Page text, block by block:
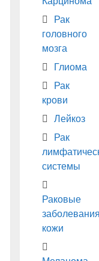
Рак
головного
мозга
Глиома
Рак
крови
Лейкоз
Рак
системы
Раковые
кожи